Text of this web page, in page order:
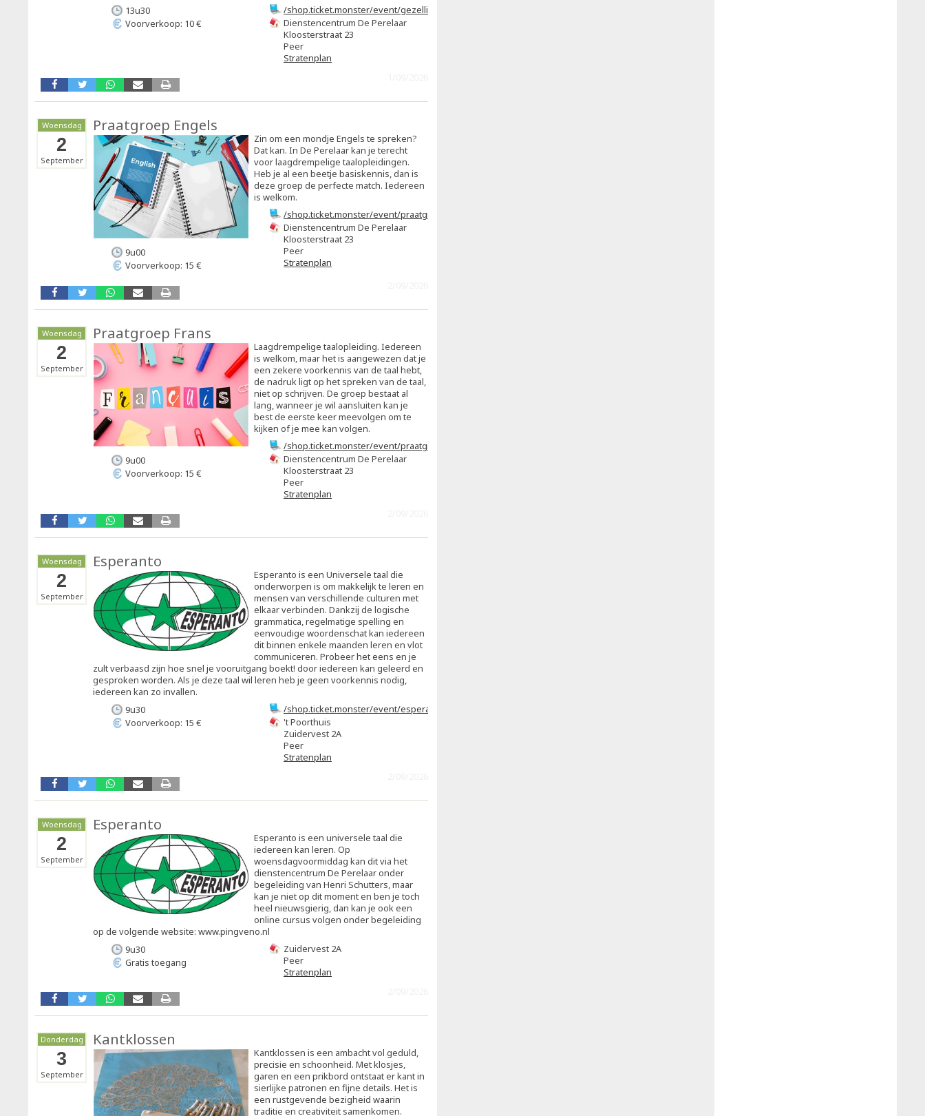
/shop.ticket.monster/event/gezellig-
en-creatief-copy-0ntqbi
Dienstencentrum De Perelaar
Kloosterstraat 23
Peer
Stratenplan
13u30
Voorverkoop: 10 €
Woensdag
2
September
Praatgroep Engels
Zin om een mondje Engels te spreken?
Dat kan. In De Perelaar kan je terecht
voor laagdrempelige taalopleidingen.
Heb je al een beetje basiskennis, dan is
deze groep de perfecte match. Iedereen
is welkom.
/shop.ticket.monster/event/praatgroep-
engels-voor-beginners-copy-
9izdfq
Dienstencentrum De Perelaar
Kloosterstraat 23
Peer
Stratenplan
9u00
Voorverkoop: 15 €
Woensdag
2
September
Praatgroep Frans
Laagdrempelige taalopleiding. Iedereen
is welkom, maar het is aangewezen dat je
een zekere voorkennis van de taal hebt,
de nadruk ligt op het spreken van de taal,
niet op schrijven. De groep bestaat al
lang, wanneer je wil aansluiten kan je
best de eerste keer meevolgen om te
kijken of je mee kan volgen.
/shop.ticket.monster/event/praatgroep-
frans-copy-gju8xf
Dienstencentrum De Perelaar
Kloosterstraat 23
Peer
Stratenplan
9u00
Voorverkoop: 15 €
Woensdag
2
September
Esperanto
Esperanto is een Universele taal die
onderworpen is om makkelijk te leren en
mensen van verschillende culturen met
elkaar verbinden. Dankzij de logische
grammatica, regelmatige spelling en
eenvoudige woordenschat kan iedereen
dit binnen enkele maanden leren en vlot
communiceren. Probeer het eens en je
zult verbaasd zijn hoe snel je vooruitgang boekt! door iedereen kan geleerd en
gesproken worden. Als je deze taal wil leren heb je geen voorkennis nodig,
iedereen kan zo invallen.
/shop.ticket.monster/event/esperanto-
copy-m3g9m6
't Poorthuis
Zuidervest 2A
Peer
Stratenplan
9u30
Voorverkoop: 15 €
Woensdag
2
September
Esperanto
Esperanto is een universele taal die
iedereen kan leren. Op
woensdagvoormiddag kan dit via het
dienstencentrum De Perelaar onder
begeleiding van Henri Schutters, maar
kan je niet op dit moment en ben je toch
heel nieuwsgierig, dan kan je ook een
online cursus volgen onder begeleiding
op de volgende website: www.pingveno.nl
Zuidervest 2A
Peer
Stratenplan
9u30
Gratis toegang
Donderdag
3
September
Kantklossen
Kantklossen is een ambacht vol geduld,
precisie en schoonheid. Met klosjes,
garen en een prikbord ontstaat er kant in
sierlijke patronen en fijne details. Het is
een rustgevende bezigheid waarin
traditie en creativiteit samenkomen.